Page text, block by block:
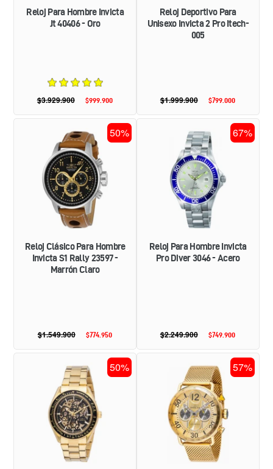
Reloj Para Hombre Invicta
Jt 40406 - Oro
Precio
$999.900
Precio
$3.929.900
Reloj Deportivo Para
Unisexo Invicta 2 Pro Itech-
005
Precio
$799.000
Precio
$1.999.900
CLÁSICO
PARA
HOMBRE
INVICTA
S1
RALLY
23597
-
MARRÓN
50%
Reloj Clásico Para Hombre
Invicta S1 Rally 23597 -
Marrón Claro
Precio
oferta
$774.950
Precio
$1.549.900
PARA
HOMBRE
INVICTA
PRO
DIVER
3046
-
ACERO
67%
Reloj Para Hombre Invicta
Pro Diver 3046 - Acero
Precio
oferta
$749.900
Precio
$2.249.900
PARA
HOMBRE
INVICTA
OBJET
D
ART
49502
-
ORO
50%
PARA
HOMBRE
INVICTA
SPEEDWAY
69473
-
ORO
57%